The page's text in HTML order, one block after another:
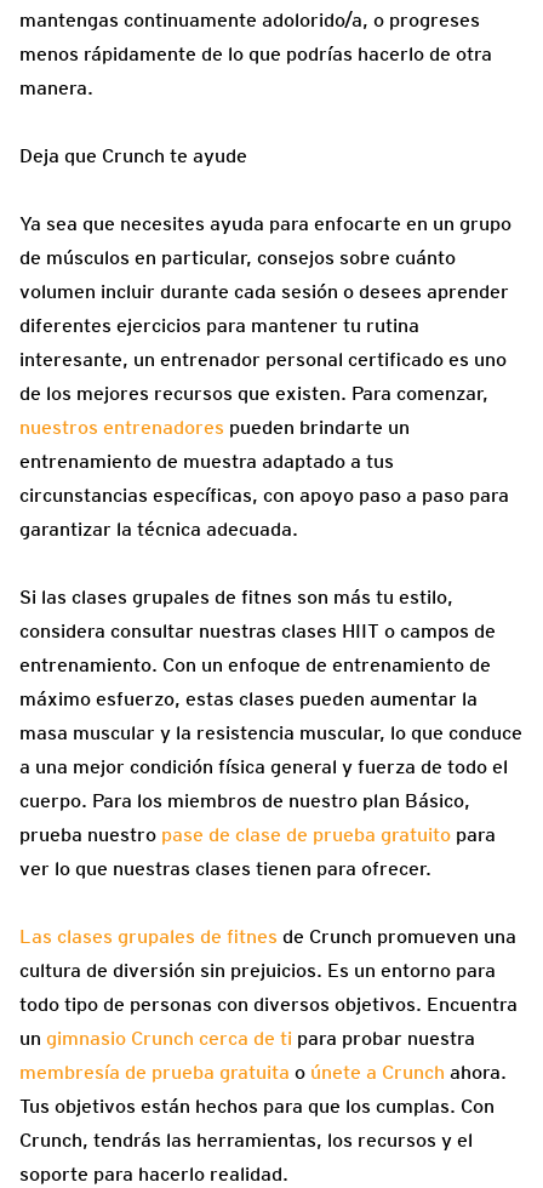
mantengas continuamente adolorido/a, o progreses
menos rápidamente de lo que podrías hacerlo de otra
manera.
Deja que Crunch te ayude
Ya sea que necesites ayuda para enfocarte en un grupo
de músculos en particular, consejos sobre cuánto
volumen incluir durante cada sesión o desees aprender
diferentes ejercicios para mantener tu rutina
interesante, un entrenador personal certificado es uno
de los mejores recursos que existen. Para comenzar,
nuestros entrenadores pueden brindarte un
entrenamiento de muestra adaptado a tus
circunstancias específicas, con apoyo paso a paso para
garantizar la técnica adecuada.
Si las clases grupales de fitnes son más tu estilo,
considera consultar nuestras clases HIIT o campos de
entrenamiento. Con un enfoque de entrenamiento de
máximo esfuerzo, estas clases pueden aumentar la
masa muscular y la resistencia muscular, lo que conduce
a una mejor condición física general y fuerza de todo el
cuerpo. Para los miembros de nuestro plan Básico,
prueba nuestro pase de clase de prueba gratuito para
ver lo que nuestras clases tienen para ofrecer.
Las clases grupales de fitnes de Crunch promueven una
cultura de diversión sin prejuicios. Es un entorno para
todo tipo de personas con diversos objetivos. Encuentra
un gimnasio Crunch cerca de ti para probar nuestra
membresía de prueba gratuita o únete a Crunch ahora.
Tus objetivos están hechos para que los cumplas. Con
Crunch, tendrás las herramientas, los recursos y el
soporte para hacerlo realidad.